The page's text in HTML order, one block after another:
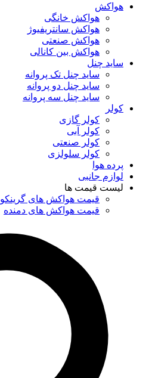
هواکش
هواکش خانگی
هواکش سانتریفیوژ
هواکش صنعتی
هواکش بین کانالی
ساید چنل
ساید چنل تک پروانه
ساید چنل دو پروانه
ساید چنل سه پروانه
کولر
کولر گازی
کولر آبی
کولر صنعتی
کولر سلولزی
پرده هوا
لوازم جانبی
لیست قیمت ها
قیمت هواکش های گرینکو
قیمت هواکش های دمنده